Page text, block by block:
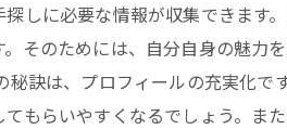
しに必要な情報が収集できます
そのためには、自分自身の魅力
訣は、プロフィールの充実化
もらいやすくなるでしょう。ま